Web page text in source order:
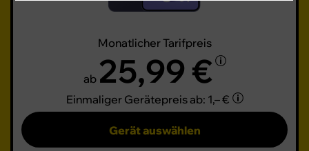
Monatlicher Tarifpreis
ab 25,99 €
Einmaliger Gerätepreisab: 1,– €
Gerät auswählen